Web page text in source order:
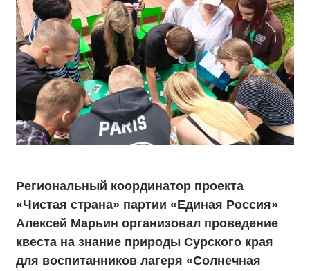
Региональный координатор проекта
«Чистая страна» партии «Единая Россия»
Алексей Марьин организовал проведение
квеста на знание природы Сурского края
для воспитанников лагеря «Солнечная